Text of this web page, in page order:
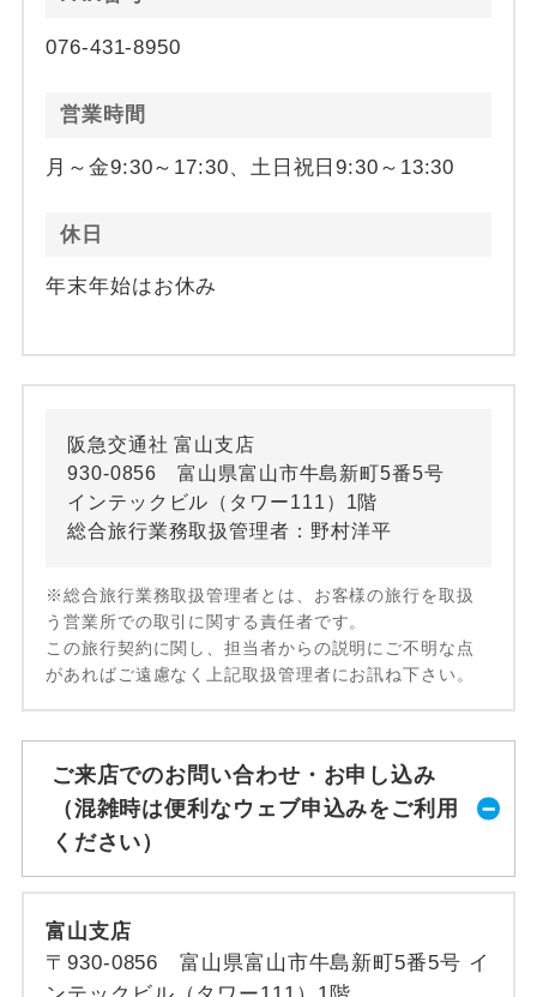
076-431-8950
営業時間
月～金9:30～17:30、土日祝日9:30～13:30
休日
年末年始はお休み
阪急交通社 富山支店
930-0856 富山県富山市牛島新町5番5号
インテックビル（タワー111）1階
総合旅行業務取扱管理者：野村洋平
※総合旅行業務取扱管理者とは、お客様の旅行を取扱
う営業所での取引に関する責任者です。
この旅行契約に関し、担当者からの説明にご不明な点
があればご遠慮なく上記取扱管理者にお訊ね下さい。
ご来店でのお問い合わせ・お申し込み
（混雑時は便利なウェブ申込みをご利用
ください）
富山支店
〒930-0856 富山県富山市牛島新町5番5号 イ